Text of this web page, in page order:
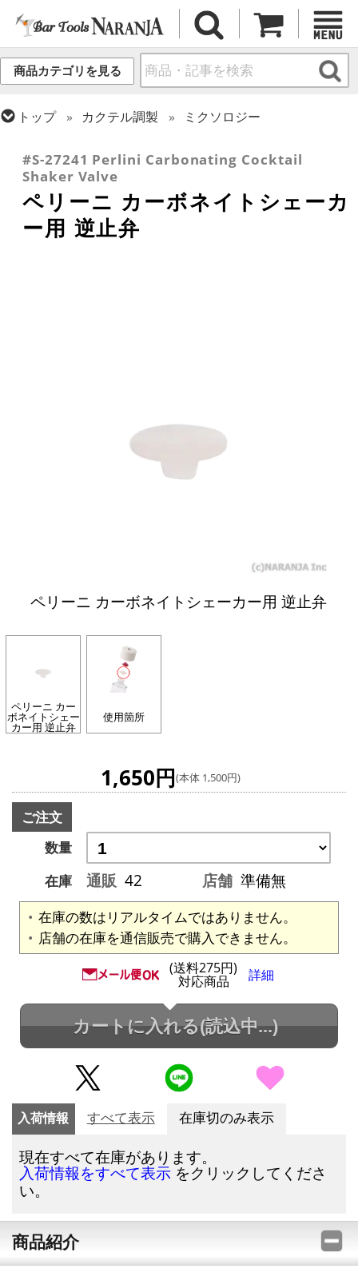
商品カテゴリを見る
トップ カクテル調製
ミクソロジー
#S-27241 Perlini Carbonating Cocktail
Shaker Valve
ペリーニ カーボネイトシェーカ
ー用 逆止弁
ペリーニ カーボネイトシェーカー用 逆止弁
ペリーニ カー
ボネイトシェー
カー用 逆止弁
使用箇所
1,650円(本体 1,500円)
ご注文
数量
在庫
通販 42 店舗 準備無
在庫の数はリアルタイムではありません。
店舗の在庫を通信販売で購入できません。
(送料275円)
対応商品 詳細
カートに入れる(読込中...)
入荷情報 すべて表示 在庫切のみ表示
現在すべて在庫があります。
入荷情報をすべて表示 をクリックしてくださ
い。
商品紹介